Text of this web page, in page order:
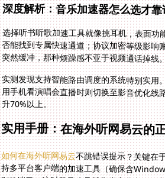
深度解析：音乐加速器怎么选才靠
选择听书听歌加速工具就像挑耳机，表面
否能找到专属快速通道；协议加密等级影
突然缓冲，那种烦躁感不亚于视频通话掉线
实测发现支持智能路由调度的系统特别实
用手机看演唱会直播时则切换至影音优化
升70%以上。
实用手册：在海外听网易云的
如何在海外听网易云不跳错误提示？关键在
持多平台客户端的加速工具